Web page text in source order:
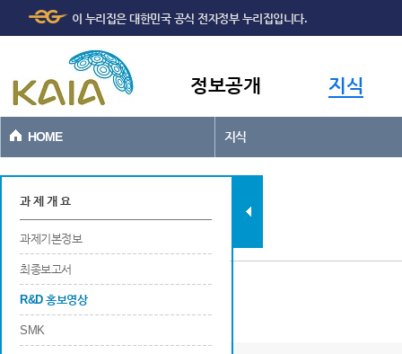
본문바로가기
이 누리집은 대한민국 공식 전자정부 누리집입니다.
정보공개 지식
HOME 지식
과제현황
과 제 개 요
과제기본정보
최종보고서
R&D 홍보영상
SMK
관련 R&D 홍보영상